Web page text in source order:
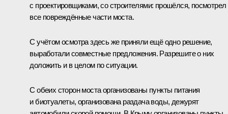
с проектировщиками, со строителями: прошёлся, посмотрел
все повреждённые части моста.
С учётом осмотра здесь же приняли ещё одно решение,
выработали совместные предложения. Разрешите о них
доложить и в целом по ситуации.
С обеих сторон моста организованы пункты питания
и биотуалеты, организована раздача воды, дежурят